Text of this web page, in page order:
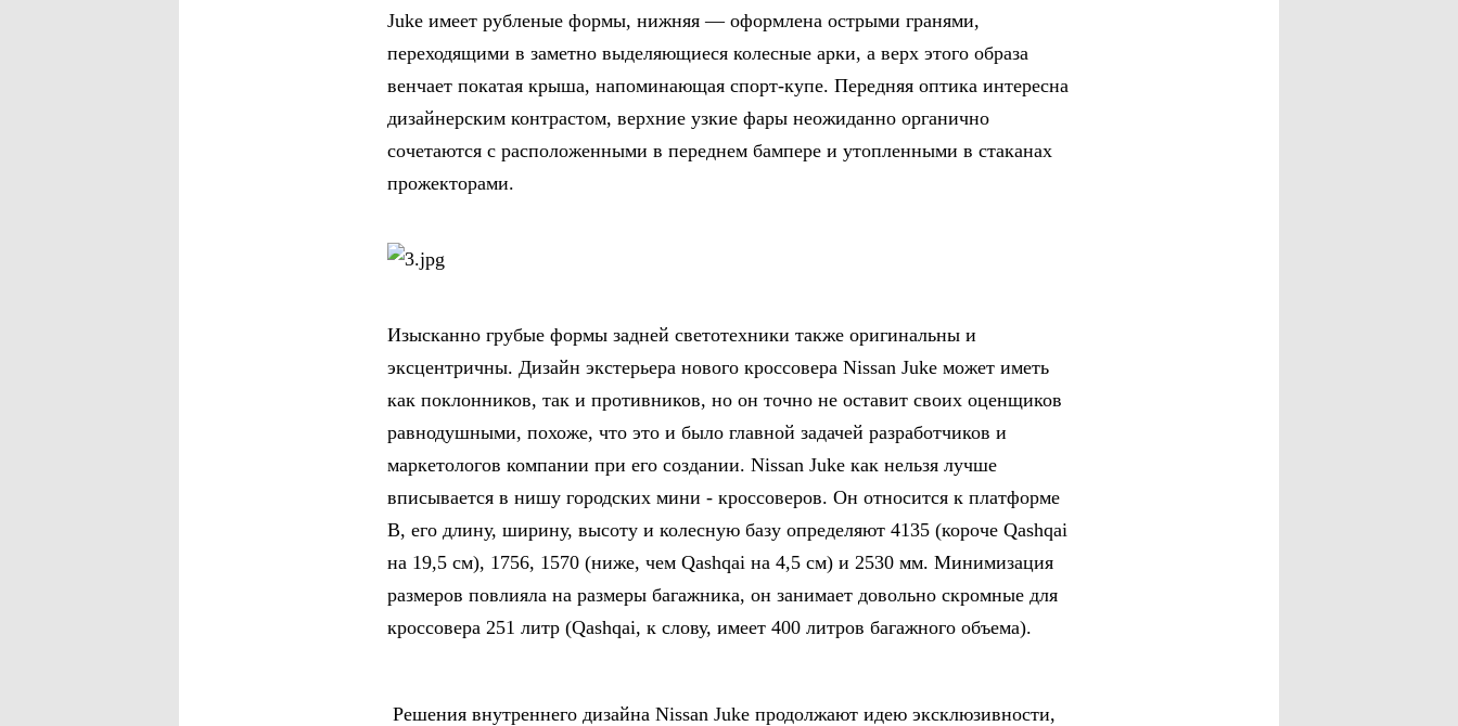
Juke имеет рубленые формы, нижняя — оформлена острыми гранями,
переходящими в заметно выделяющиеся колесные арки, а верх этого образа
венчает покатая крыша, напоминающая спорт-купе. Передняя оптика интересна
дизайнерским контрастом, верхние узкие фары неожиданно органично
сочетаются с расположенными в переднем бампере и утопленными в стаканах
прожекторами.
Изысканно грубые формы задней светотехники также оригинальны и
эксцентричны. Дизайн экстерьера нового кроссовера Nissan Juke может иметь
как поклонников, так и противников, но он точно не оставит своих оценщиков
равнодушными, похоже, что это и было главной задачей разработчиков и
маркетологов компании при его создании. Nissan Juke как нельзя лучше
вписывается в нишу городских мини - кроссоверов. Он относится к платформе
В, его длину, ширину, высоту и колесную базу определяют 4135 (короче Qashqai
на 19,5 см), 1756, 1570 (ниже, чем Qashqai на 4,5 см) и 2530 мм. Минимизация
размеров повлияла на размеры багажника, он занимает довольно скромные для
кроссовера 251 литр (Qashqai, к слову, имеет 400 литров багажного объема).
Решения внутреннего дизайна Nissan Juke продолжают идею эксклюзивности,